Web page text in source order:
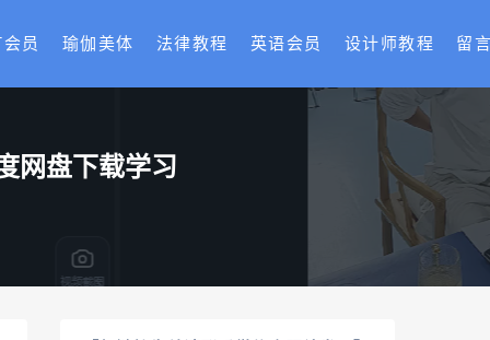
员 瑜伽美体 法律教程 英语会员 设计师教程 留
网盘下载学习